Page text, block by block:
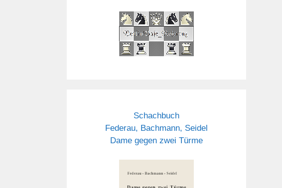
Schachbuch
Federau, Bachmann, Seidel
Dame gegen zwei Türme